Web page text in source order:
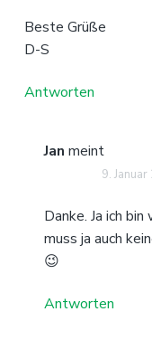
Beste Grüße
D-S
Antworten
Jan meint
9.
Danke. Ja ich
muss ja auch
😉
Antworten